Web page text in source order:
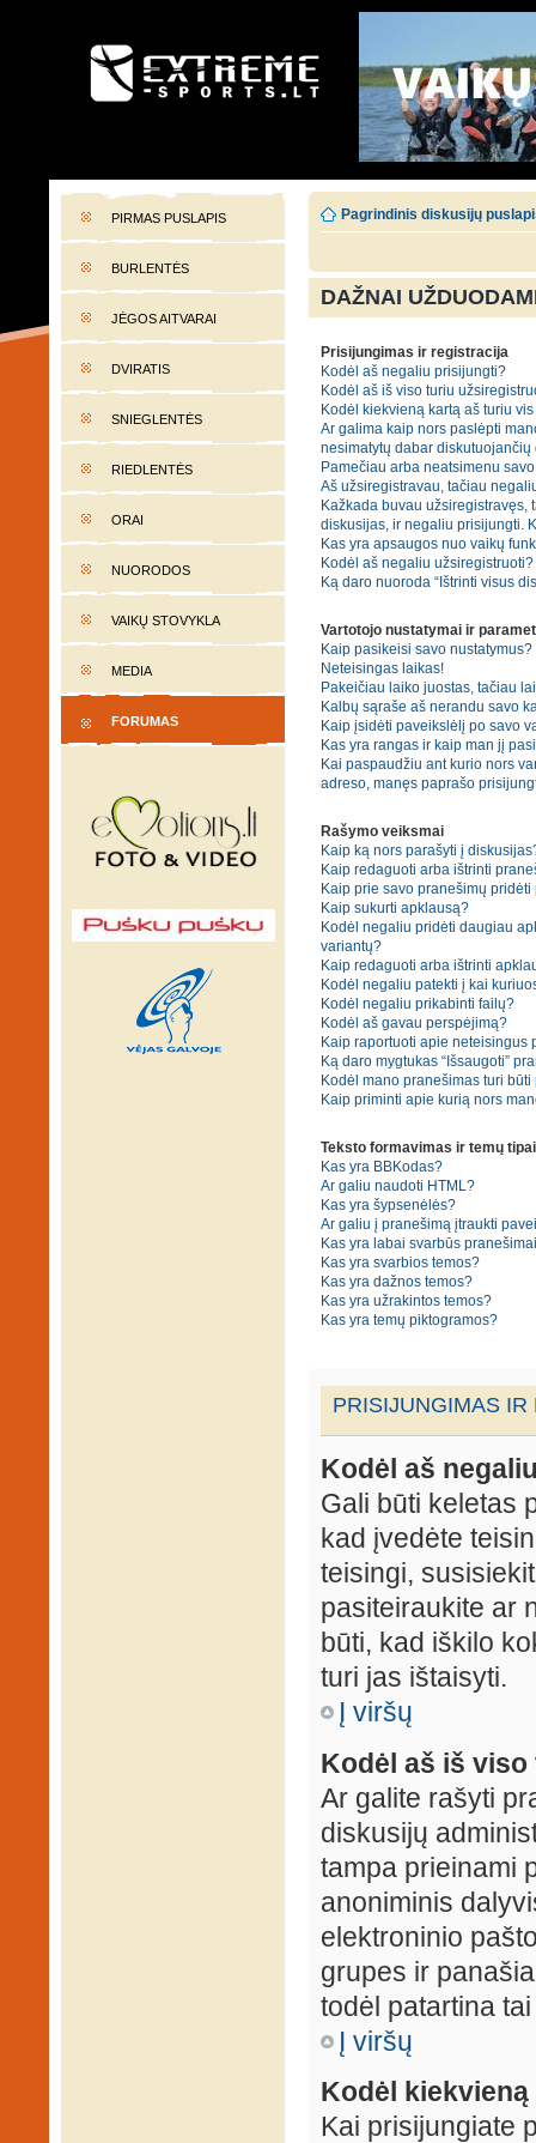
EXTREME-SPORTS.LT
PIRMAS PUSLAPIS
BURLENTĖS
JĖGOS AITVARAI
DVIRATIS
SNIEGLENTĖS
RIEDLENTĖS
ORAI
NUORODOS
VAIKŲ STOVYKLA
MEDIA
FORUMAS
Pagrindinis diskusijų
DAŽNAI
Prisijungimas ir registracija
Kodėl aš negaliu prisijungti?
Kodėl aš iš viso turiu
Kodėl kiekvieną kartą aš turiu
Ar galima kaip nors paslėpti
nesimatytų dabar
Pamečiau arba neatsimenu
Aš užsiregistravau, tačiau
Kažkada buvau užsiregistravęs,
diskusijas, ir negaliu prisijungti.
Kas yra apsaugos nuo vaikų
Kodėl aš negaliu užsiregistruoti?
Ką daro nuoroda “Ištrinti visus
Vartotojo nustatymai ir
Kaip pasikeisi savo nustatymus?
Neteisingas laikas!
Pakeičiau laiko juostas, tačiau
Kalbų sąraše aš nerandu savo
Kaip įsidėti paveikslėlį po savo
Kas yra rangas ir kaip man jį
Kai paspaudžiu ant kurio nors
adreso, manęs paprašo
Rašymo veiksmai
Kaip ką nors parašyti į
Kaip redaguoti arba ištrinti
Kaip prie savo pranešimų pridėti
Kaip sukurti apklausą?
Kodėl negaliu pridėti daugiau
variantų?
Kaip redaguoti arba ištrinti
Kodėl negaliu patekti į kai
Kodėl negaliu prikabinti failų?
Kodėl aš gavau perspėjimą?
Kaip raportuoti apie neteisingus
Ką daro mygtukas “Išsaugoti”
Kodėl mano pranešimas turi būti
Kaip priminti apie kurią nors
Teksto formavimas ir temų tipai
Kas yra BBKodas?
Ar galiu naudoti HTML?
Kas yra šypsenėlės?
Ar galiu į pranešimą įtraukti
Kas yra labai svarbūs
Kas yra svarbios temos?
Kas yra dažnos temos?
Kas yra užrakintos temos?
Kas yra temų piktogramos?
PRISIJUNGIMAS IR
Kodėl aš
Gali būti keletas
kad įvedėte
teisingi,
pasiteiraukite ar
būti, kad iškilo
turi jas ištaisyti.
Į viršų
Kodėl aš iš
Ar galite rašyti
diskusijų
tampa prieinami
anoniminis
elektroninio
grupes ir
todėl patartina
Į viršų
Kodėl
Kai prisijungiate